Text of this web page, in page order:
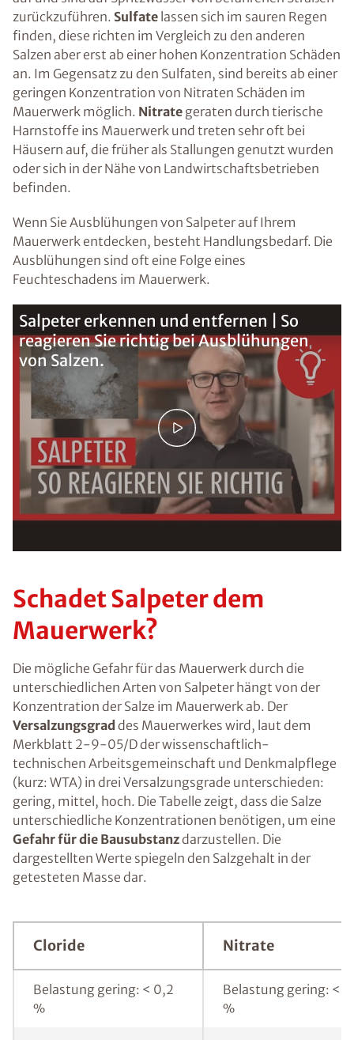
zurückzuführen. Sulfate lassen sich im sauren Regen
finden, diese richten im Vergleich zu den anderen
Salzen aber erst ab einer hohen Konzentration Schäden
an. Im Gegensatz zu den Sulfaten, sind bereits ab einer
geringen Konzentration von Nitraten Schäden im
Mauerwerk möglich. Nitrate geraten durch tierische
Harnstoffe ins Mauerwerk und treten sehr oft bei
Häusern auf, die früher als Stallungen genutzt wurden
oder sich in der Nähe von Landwirtschaftsbetrieben
befinden.
Wenn Sie Ausblühungen von Salpeter auf Ihrem
Mauerwerk entdecken, besteht Handlungsbedarf. Die
Ausblühungen sind oft eine Folge eines
Feuchteschadens im Mauerwerk.
Salpeter erkennen und entfernen | So
reagieren Sie richtig bei Ausblühungen
von Salzen.
Schadet Salpeter dem
Mauerwerk?
Die mögliche Gefahr für das Mauerwerk durch die
unterschiedlichen Arten von Salpeter hängt von der
Konzentration der Salze im Mauerwerk ab. Der
Versalzungsgrad des Mauerwerkes wird, laut dem
Merkblatt 2-9-05/D der wissenschaftlich-
technischen Arbeitsgemeinschaft und Denkmalpflege
(kurz: WTA) in drei Versalzungsgrade unterschieden:
gering, mittel, hoch. Die Tabelle zeigt, dass die Salze
unterschiedliche Konzentrationen benötigen, um eine
Gefahr für die Bausubstanzdarzustellen. Die
dargestellten Werte spiegeln den Salzgehalt in der
getesteten Masse dar.
Cloride Nitrate
Belastung gering: < 0,2
%
Belastung gering: <
%